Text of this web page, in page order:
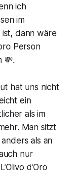
ich
im
dann wäre
Person
💸.
hat uns nicht
ein
als im
Man sitzt
als an
nur
d'Oro